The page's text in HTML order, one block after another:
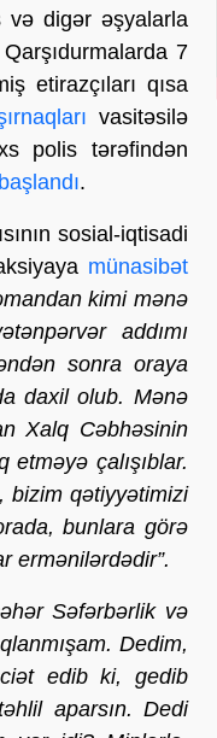
və digər əşyalarla
Qarşıdurmalarda 7
etirazçıları qısa
vasitəsilə
polis tərəfindən
başlandı.
sosial-iqtisadi
münasibət
kimi mənə
addımı
sonra oraya
daxil olub. Mənə
Xalq Cəbhəsinin
çalışıblar.
bizim qətiyyətimizi
bunlara görə
ermənilərdədir”.
Səfərbərlik və
Dedim,
edib ki, gedib
aparsın. Dedi